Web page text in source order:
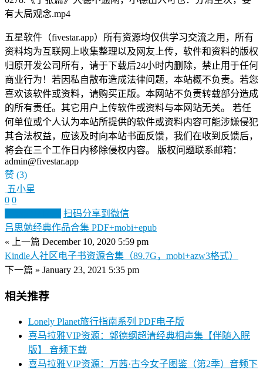
有大局观念.mp4
五星软件（fivestar.app）所有资源均仅供学习交流之用，所有
资料均为互联网上收集整理以及网友上传，软件和资料的版权
归原开发公司所有，请于下载后24小时内删除，禁止用于任何
商业行为！若因私自散布造成法律问题，本站概不负责。若您
喜欢该软件或资料，请购买正版。本网站不负责转载部分造成
的所有责任。其它用户上传软件或资料与本网站无关。 若任
何单位或个人认为本站所提供的软件或资料内容可能涉嫌侵犯
其合法权益，应该及时向本站书面反馈，我们在收到反馈后，
将会在三个工作日内移除侵权内容。 版权问题联系邮箱：
admin@fivestar.app
赞 (3)
五小星
0 0
扫码分享到微信
吕思勉经典作品合集 PDF+mobi+epub
« 上一篇 December 10, 2020 5:59 pm
Kindle人社区电子书资源合集（89.7G，mobi+azw3格式）
下一篇 » January 23, 2021 5:35 pm
相关推荐
Lonely Planet旅行指南系列 PDF电子版
喜马拉雅VIP资源：郭德纲超清经典相声集【伴随入眠
版】 音频下载
喜马拉雅VIP资源：万茜·古今女子图鉴（第2季）音频下